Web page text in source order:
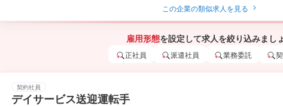
この企業の類似求人を見る
雇用形態を設定して求人を絞り込みまし
正社員 派遣社員 業務委託
契約社員
デイサービス送迎運転手